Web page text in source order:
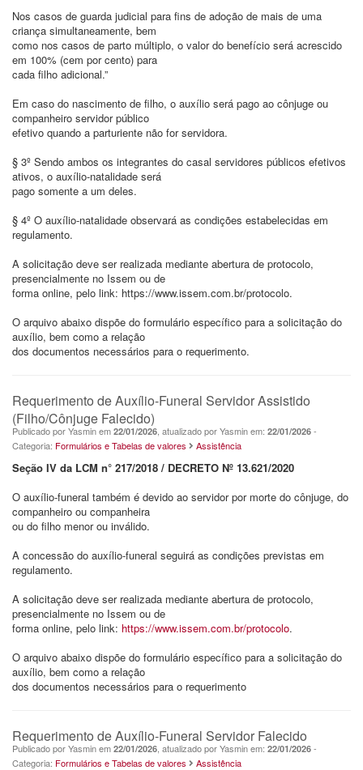
Nos casos de guarda judicial para fins de adoção de mais de uma
criança simultaneamente, bem
como nos casos de parto múltiplo, o valor do benefício será acrescido
em 100% (cem por cento) para
cada filho adicional.”
Em caso do nascimento de filho, o auxílio será pago ao cônjuge ou
companheiro servidor público
efetivo quando a parturiente não for servidora.
§ 3º Sendo ambos os integrantes do casal servidores públicos efetivos
ativos, o auxílio-natalidade será
pago somente a um deles.
§ 4º O auxílio-natalidade observará as condições estabelecidas em
regulamento.
A solicitação deve ser realizada mediante abertura de protocolo,
presencialmente no Issem ou de
forma online, pelo link: https://www.issem.com.br/protocolo.
O arquivo abaixo dispõe do formulário específico para a solicitação do
auxílio, bem como a relação
dos documentos necessários para o requerimento.
Requerimento de Auxílio-Funeral Servidor Assistido
(Filho/Cônjuge Falecido)
Publicado por Yasmin em 22/01/2026 , atualizado por Yasmin em: 22/01/2026 -
Categoria: Formulários e Tabelas de valores Assistência
Seção IV da LCM n° 217/2018 / DECRETO Nº 13.621/2020
O auxílio-funeral também é devido ao servidor por morte do cônjuge, do
companheiro ou companheira
ou do filho menor ou inválido.
A concessão do auxílio-funeral seguirá as condições previstas em
regulamento.
A solicitação deve ser realizada mediante abertura de protocolo,
presencialmente no Issem ou de
forma online, pelo link: https://www.issem.com.br/protocolo.
O arquivo abaixo dispõe do formulário específico para a solicitação do
auxílio, bem como a relação
dos documentos necessários para o requerimento
Requerimento de Auxílio-Funeral Servidor Falecido
Publicado por Yasmin em 22/01/2026 , atualizado por Yasmin em: 22/01/2026 -
Categoria: Formulários e Tabelas de valores Assistência